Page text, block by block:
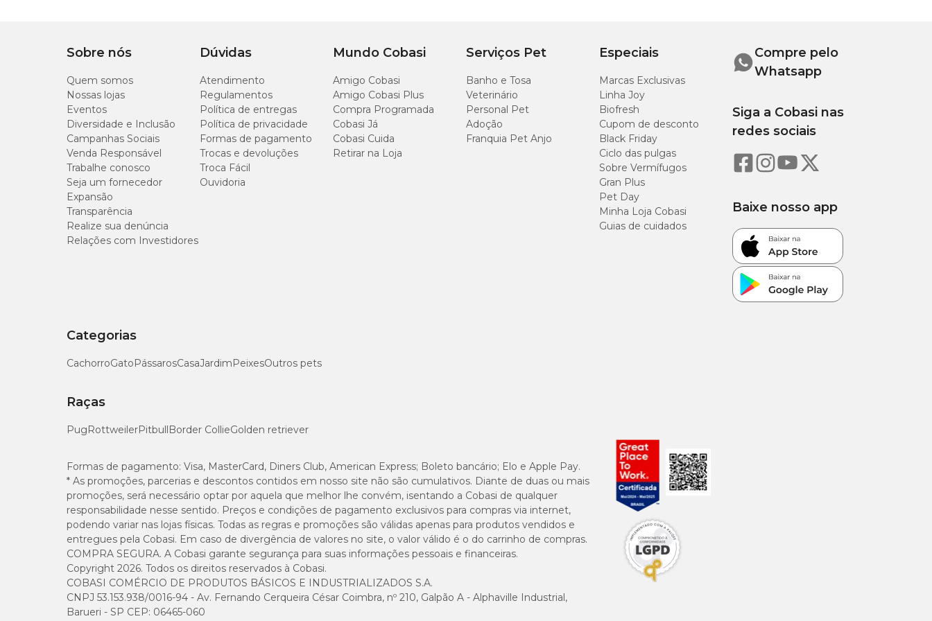
Sobre nós
Quem somos
Nossas lojas
Eventos
Diversidade e Inclusão
Campanhas Sociais
Venda Responsável
Trabalhe conosco
Seja um fornecedor
Expansão
Transparência
Realize sua denúncia
Relações com Investidores
Dúvidas
Atendimento
Regulamentos
Política de entregas
Política de privacidade
Formas de pagamento
Trocas e devoluções
Troca Fácil
Ouvidoria
Mundo Cobasi
Amigo Cobasi
Amigo Cobasi Plus
Compra Programada
Cobasi Já
Cobasi Cuida
Retirar na Loja
Serviços Pet
Banho e Tosa
Veterinário
Personal Pet
Adoção
Franquia Pet Anjo
Especiais
Marcas Exclusivas
Linha Joy
Biofresh
Cupom de desconto
Black Friday
Ciclo das pulgas
Sobre Vermífugos
Gran Plus
Pet Day
Minha Loja Cobasi
Guias de cuidados
Categorias
CachorroGatoPássarosCasaJardimPeixesOutros pets
Raças
PugRottweilerPitbullBorder CollieGolden retriever
Compre pelo
Whatsapp
Siga a Cobasi nas
redes sociais
Baixe nosso app
Formas de pagamento: Visa, MasterCard, Diners Club, American Express; Boleto bancário; Elo e Apple Pay.
* As promoções, parcerias e descontos contidos em nosso site não são cumulativos. Diante de duas ou mais
promoções, será necessário optar por aquela que melhor lhe convém, isentando a Cobasi de qualquer
responsabilidade nesse sentido. Preços e condições de pagamento exclusivos para compras via internet,
podendo variar nas lojas físicas. Todas as regras e promoções são válidas apenas para produtos vendidos e
entregues pela Cobasi. Em caso de divergência de valores no site, o valor válido é o do carrinho de compras.
COMPRA SEGURA. A Cobasi garante segurança para suas informações pessoais e financeiras.
Copyright 2026. Todos os direitos reservados à Cobasi.
COBASI COMÉRCIO DE PRODUTOS BÁSICOS E INDUSTRIALIZADOS S.A.
CNPJ 53.153.938/0016-94 - Av. Fernando Cerqueira César Coimbra, nº 210, Galpão A - Alphaville Industrial,
Barueri - SP CEP: 06465-060